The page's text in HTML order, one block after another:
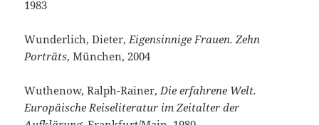
1983
Wunderlich, Dieter, Eigensinnige Frauen. Zehn
Porträts, München, 2004
Wuthenow, Ralph-Rainer, Die erfahrene Welt.
Europäische Reiseliteratur im Zeitalter der